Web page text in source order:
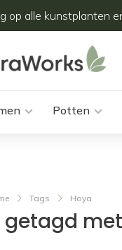
op alle kunstplanten
Potten
Tags Hoya